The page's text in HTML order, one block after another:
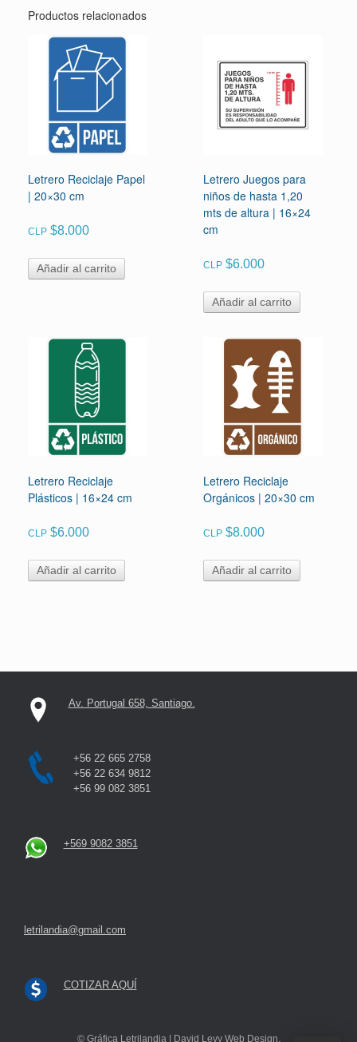
Productos relacionados
Letrero Reciclaje Papel
| 20×30 cm
CLP $8.000
Añadir al carrito
Letrero Juegos para
niños de hasta 1,20
mts de altura | 16×24
cm
CLP $6.000
Añadir al carrito
Letrero Reciclaje
Plásticos | 16×24 cm
CLP $6.000
Añadir al carrito
Letrero Reciclaje
Orgánicos | 20×30 cm
CLP $8.000
Añadir al carrito
Av. Portugal 658, Santiago.
+56 22 665 2758
+56 22 634 9812
+56 99 082 3851
+569 9082 3851
letrilandia@gmail.com
COTIZAR AQUÍ
© Gráfica Letrilandia | David Levy Web Design.